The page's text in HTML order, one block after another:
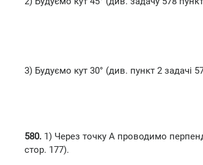
3) Будуємо кут 30° (див. пункт 2 задачі
580. 1) Через точку А проводимо
стор. 177).